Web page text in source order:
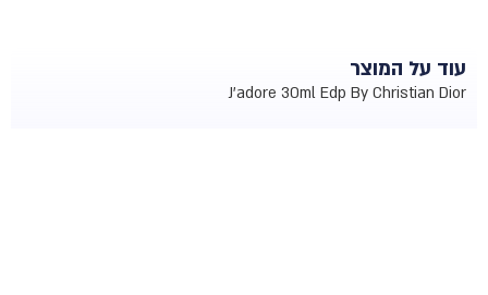
עוד על המוצר
J'adore 30ml Edp By Christian Dior